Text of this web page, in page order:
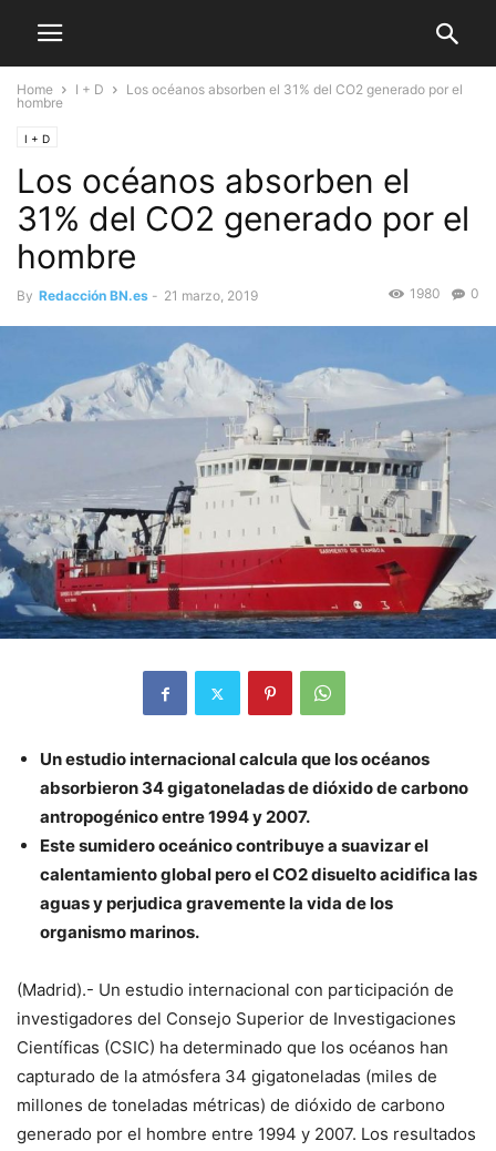
Home I + D
Los océanos absorben el 31% del CO2 generado por el
hombre
I + D
Los océanos absorben el
31% del CO2 generado por el
hombre
By Redacción BN.es - 21 marzo, 2019 0
1980
Un estudio internacional calcula que los océanos
absorbieron 34 gigatoneladas de dióxido de carbono
antropogénico entre 1994 y 2007.
Este sumidero oceánico contribuye a suavizar el
calentamiento global pero el CO2 disuelto acidifica las
aguas y perjudica gravemente la vida de los
organismo marinos.
(Madrid).- Un estudio internacional con participación de
investigadores del Consejo Superior de Investigaciones
Científicas (CSIC) ha determinado que los océanos han
capturado de la atmósfera 34 gigatoneladas (miles de
millones de toneladas métricas) de dióxido de carbono
generado por el hombre entre 1994 y 2007. Los resultados